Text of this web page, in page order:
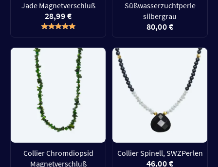
Jade Magnetverschluß
28,99 €
Süßwasserzuchtperle
silbergrau
80,00 €
Collier Chromdiopsid
Magnetverschluß
Collier Spinell, SWZPerlen
46,00 €